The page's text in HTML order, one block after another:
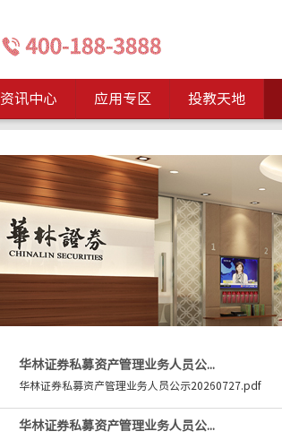
资讯中心 应用专区 投教天地
华林证券私募资产管理业务人员公...
华林证券私募资产管理业务人员公示20260727.pdf
华林证券私募资产管理业务人员公...